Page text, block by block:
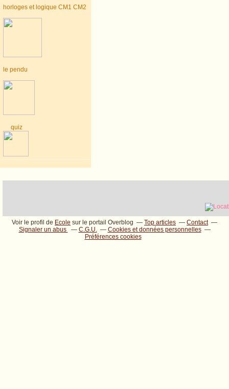
horloges et logique CM1 CM2
le pendu
quiz
Voir le profil de Ecole sur le portail Overblog Top articles
Contact
Signaler un abus
C.G.U.
Cookies et données personnelles
Préférences cookies